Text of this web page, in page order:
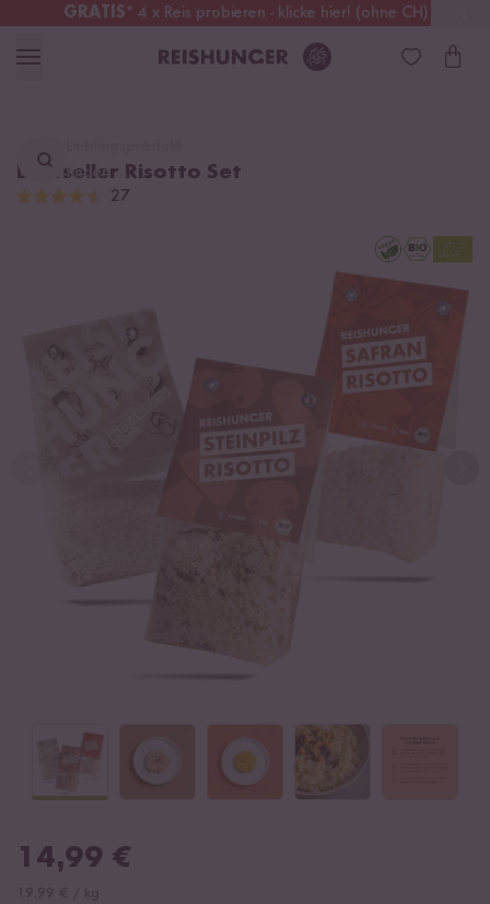
GRATIS* 4 x Reis probieren - klicke hier! (ohne CH)
Deutschland Kostenloser Versand
finden ...
Bestseller Risotto Set
27
14,99 €